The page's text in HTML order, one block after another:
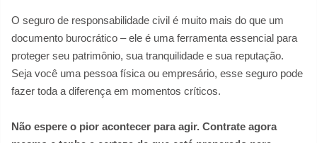
O seguro de responsabilidade civil é muito mais do que um
documento burocrático – ele é uma ferramenta essencial para
proteger seu patrimônio, sua tranquilidade e sua reputação.
Seja você uma pessoa física ou empresário, esse seguro pode
fazer toda a diferença em momentos críticos.
Não espere o pior acontecer para agir. Contrate agora